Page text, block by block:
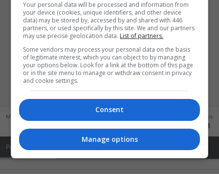
play85
Supra-sumo ·40
Registrado
Mensagens Pontos
168
Posts de Perfil Sobre Mim
Your personal data will be processed and information from
your device (cookies, unique identifiers, and other device
data) may be stored by, accessed by and shared with 446
partners, or used specifically by this site. We and our partners
may use precise geolocation data. List of partners.
Some vendors may process your personal data on the basis
of legitimate interest, which you can object to by managing
your options below. Look for a link at the bottom of this page
or in the site menu to manage or withdraw consent in privacy
and cookie settings.
Consent
Manage options